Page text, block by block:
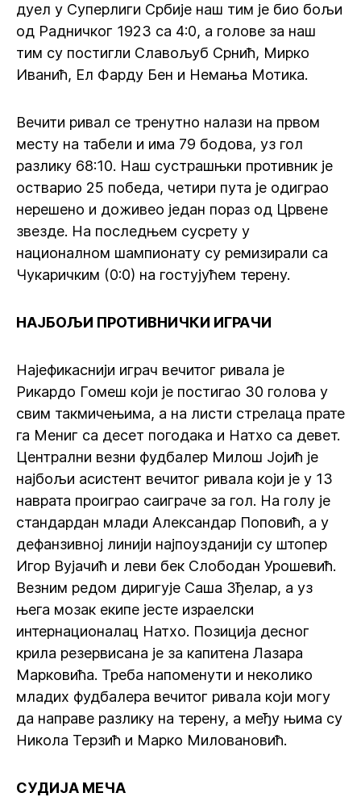
дуел у Суперлиги Србије наш тим је био бољи
од Радничког 1923 са 4:0, а голове за наш
тим су постигли Славољуб Срнић, Мирко
Иванић, Ел Фарду Бен и Немања Мотика.
Вечити ривал се тренутно налази на првом
месту на табели и има 79 бодова, уз гол
разлику 68:10. Наш сустрашњки противник је
остварио 25 победа, четири пута је одиграо
нерешено и доживео један пораз од Црвене
звезде. На последњем сусрету у
националном шампионату су ремизирали са
Чукаричким (0:0) на гостујућем терену.
НАЈБОЉИ ПРОТИВНИЧКИ ИГРАЧИ
Најефикаснији играч вечитог ривала је
Рикардо Гомеш који је постигао 30 голова у
свим такмичењима, а на листи стрелаца прате
га Мениг са десет погодака и Натхо са девет.
Централни везни фудбалер Милош Јојић је
најбољи асистент вечитог ривала који је у 13
наврата проиграо саиграче за гол. На голу је
стандардан млади Александар Поповић, а у
дефанзивној линији најпоузданији су штопер
Игор Вујачић и леви бек Слободан Урошевић.
Везним редом диригује Саша Зђелар, а уз
њега мозак екипе јесте израелски
интернационалац Натхо. Позиција десног
крила резервисана је за капитена Лазара
Марковића. Треба напоменути и неколико
младих фудбалера вечитог ривала који могу
да направе разлику на терену, а међу њима су
Никола Терзић и Марко Миловановић.
СУДИЈА МЕЧА